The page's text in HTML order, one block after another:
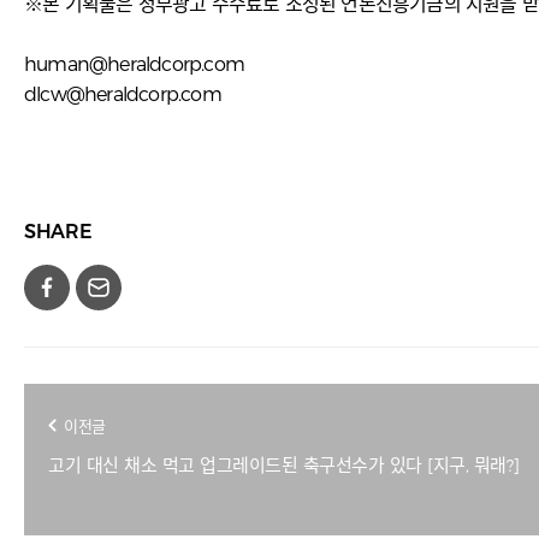
※본 기획물은 정부광고 수수료로 조성된 언론진흥기금의 지원을
human@heraldcorp.com
dlcw@heraldcorp.com
SHARE
이전글
고기 대신 채소 먹고 업그레이드된 축구선수가 있다 [지구, 뭐래?]